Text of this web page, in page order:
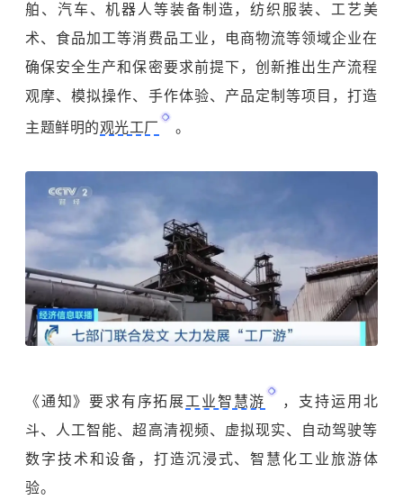
舶、汽车、机器人等装备制造，纺织服装、工艺美
术、食品加工等消费品工业，电商物流等领域企业在
确保安全生产和保密要求前提下，创新推出生产流程
观摩、模拟操作、手作体验、产品定制等项目，打造
主题鲜明的观光工厂 。
《通知》要求有序拓展工业智慧游
，支持运用北
斗、人工智能、超高清视频、虚拟现实、自动驾驶等
数字技术和设备，打造沉浸式、智慧化工业旅游体
验。